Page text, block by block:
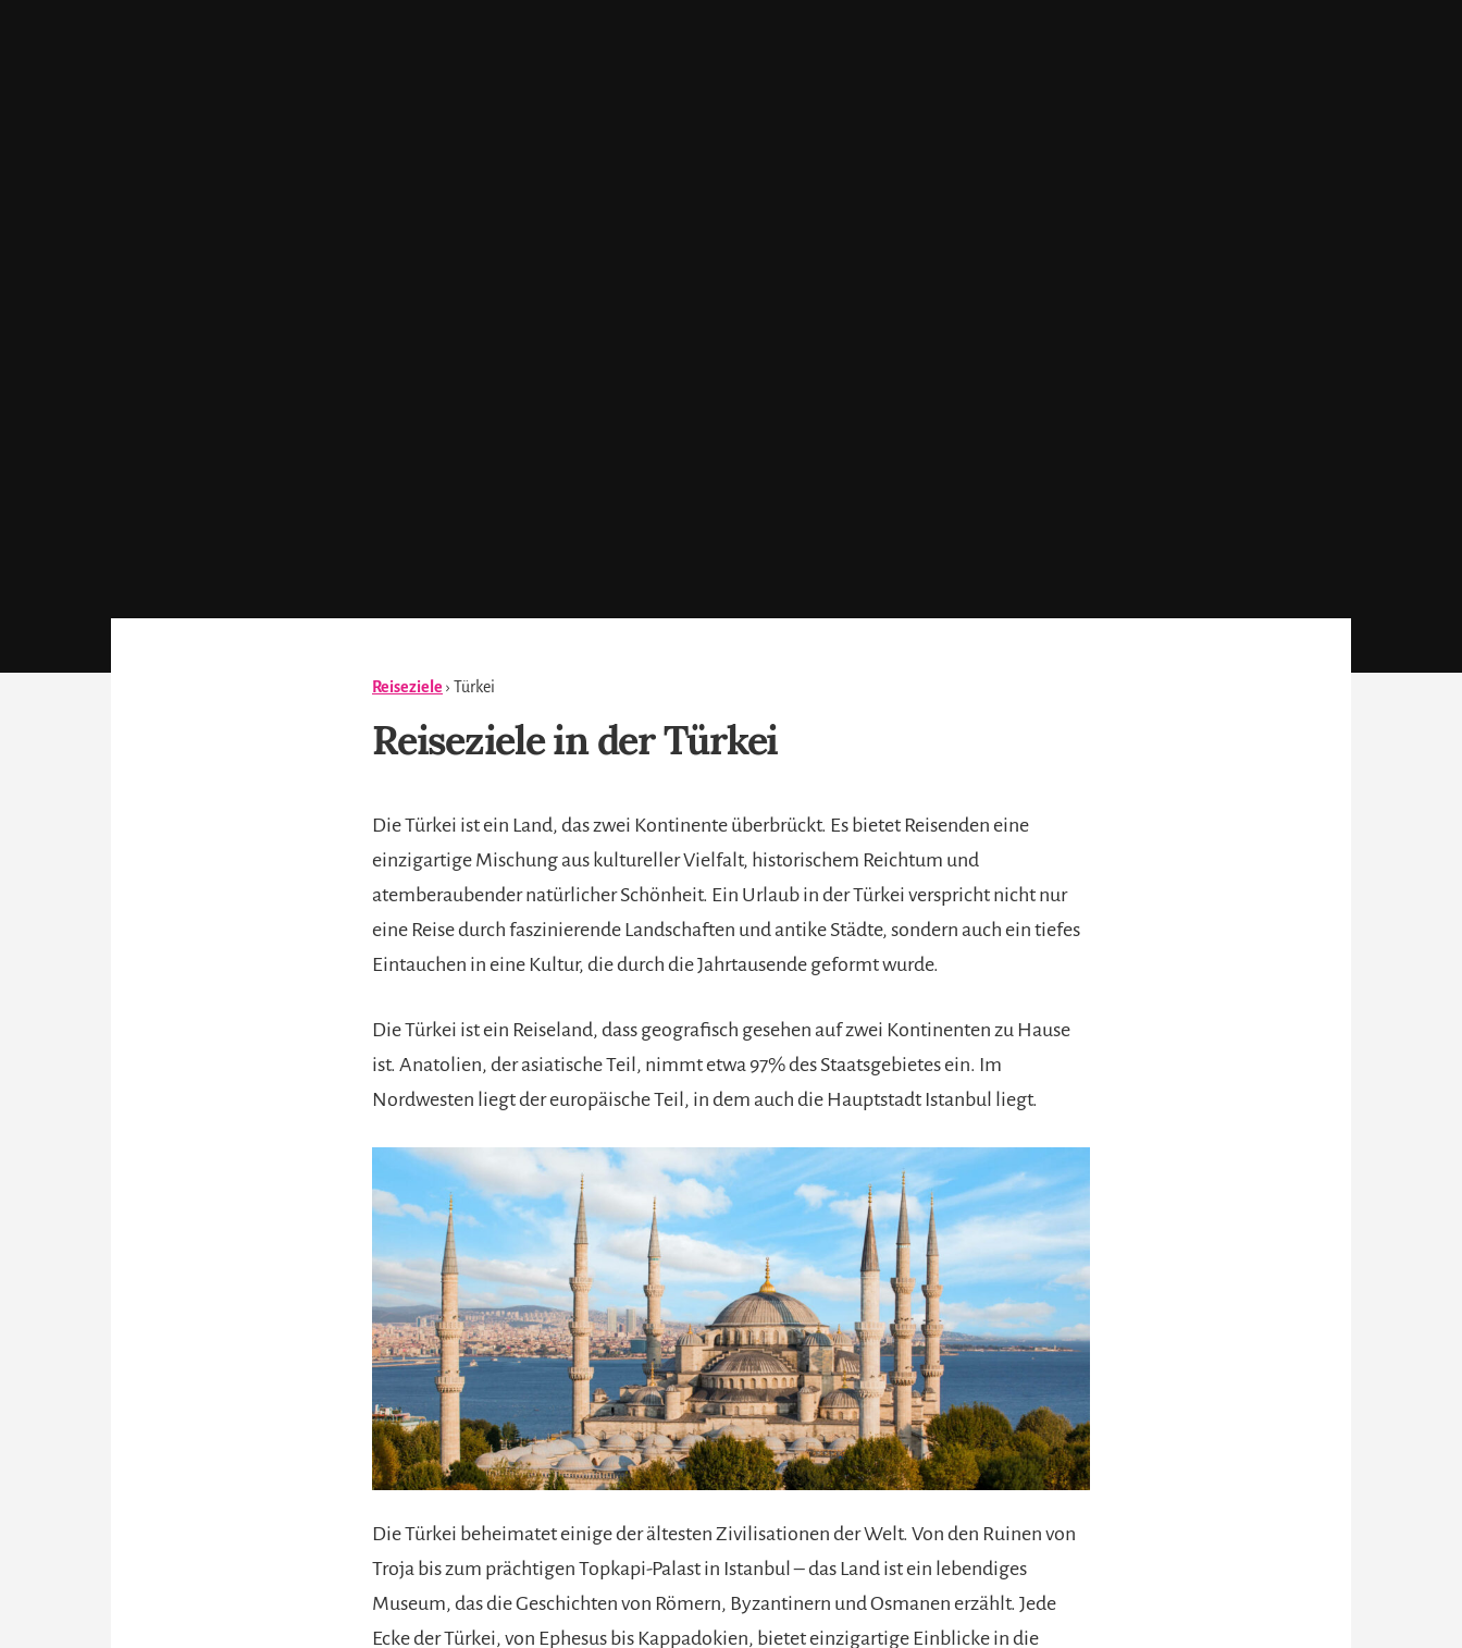
Reiseziele › Türkei
Reiseziele in der Türkei
Die Türkei ist ein Land, das zwei Kontinente überbrückt. Es bietet Reisenden eine
einzigartige Mischung aus kultureller Vielfalt, historischem Reichtum und
atemberaubender natürlicher Schönheit. Ein Urlaub in der Türkei verspricht nicht nur
eine Reise durch faszinierende Landschaften und antike Städte, sondern auch ein tiefes
Eintauchen in eine Kultur, die durch die Jahrtausende geformt wurde.
Die Türkei ist ein Reiseland, dass geografisch gesehen auf zwei Kontinenten zu Hause
ist. Anatolien, der asiatische Teil, nimmt etwa 97% des Staatsgebietes ein. Im
Nordwesten liegt der europäische Teil, in dem auch die Hauptstadt Istanbul liegt.
Die Türkei beheimatet einige der ältesten Zivilisationen der Welt. Von den Ruinen von
Troja bis zum prächtigen Topkapi-Palast in Istanbul – das Land ist ein lebendiges
Museum, das die Geschichten von Römern, Byzantinern und Osmanen erzählt. Jede
Ecke der Türkei, von Ephesus bis Kappadokien, bietet einzigartige Einblicke in die